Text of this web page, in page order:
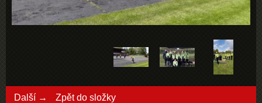
Další → Zpět do složky